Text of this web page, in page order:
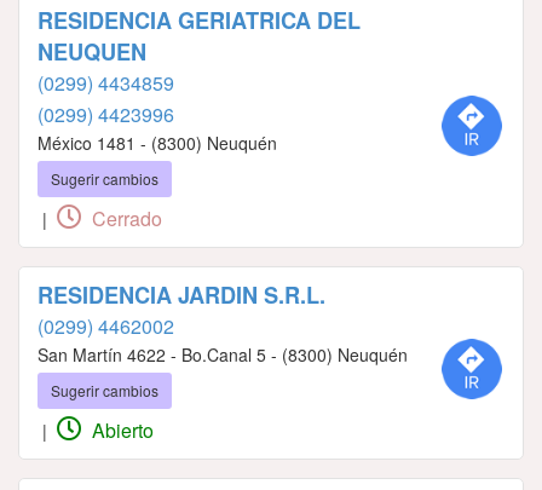
RESIDENCIA GERIATRICA DEL
NEUQUEN
(0299) 4434859
(0299) 4423996
México 1481 - (8300) Neuquén
Sugerir cambios
| Cerrado
RESIDENCIA JARDIN S.R.L.
(0299) 4462002
San Martín 4622 - Bo.Canal 5 - (8300) Neuquén
Sugerir cambios
| Abierto